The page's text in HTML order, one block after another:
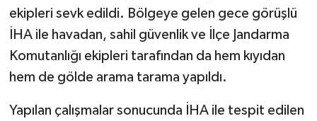
ekipleri sevk edildi. Bölgeye gelen gece görüşlü
İHA ile havadan, sahil güvenlik ve İlçe Jandarma
Komutanlığı ekipleri tarafından da hem kıyıdan
hem de gölde arama tarama yapıldı.
Yapılan çalışmalar sonucunda İHA ile tespit edilen